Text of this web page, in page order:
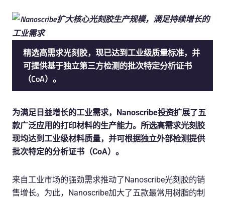
精选高需求光刻胶，现已达到工业级质量标准，并
可提供基于独立第三方检测的批次特定分析证书
（CoA）。
为满足日益增长的工业需求，Nanoscribe投资扩展了五
款广泛应用的打印材料的生产能力。所选高需求光刻胶
现均达到工业级材料质量，并可根据独立外部检测提供
批次特定的分析证书（CoA）。
来自工业市场的强劲需求推动了Nanoscribe光刻胶的销
售增长。为此，Nanoscribe加大了五款最常用树脂的制